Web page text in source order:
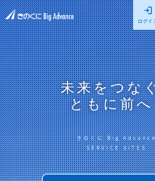
ログイ
未来をつな
ともに前へ
きのくに Big
SERVICE SITES